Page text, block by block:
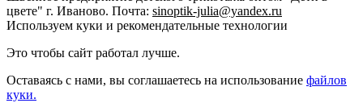
цвете" г. Иваново. Почта: sinoptik-julia@yandex.ru
Используем куки и рекомендательные технологии
Это чтобы сайт работал лучше.
Оставаясь с нами, вы соглашаетесь на использование файлов
куки.